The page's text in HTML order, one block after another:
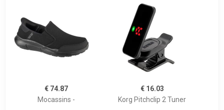
€ 74.87
Mocassins -
€ 16.03
Korg Pitchclip 2 Tuner